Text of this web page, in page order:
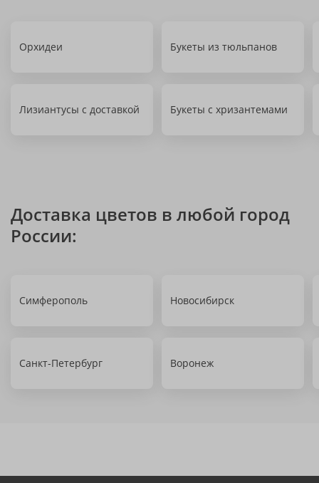
Орхидеи Букеты из тюльпанов
Лизиантусы с доставкой Букеты с хризантемами
Доставка цветов в любой город
России:
Симферополь Новосибирск
Санкт-Петербург Воронеж